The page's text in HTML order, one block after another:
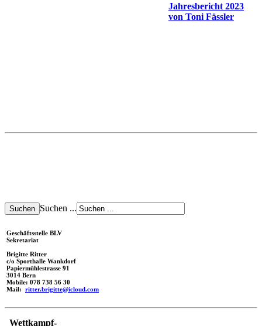
Jahresbericht 2023
von Toni Fässler
Suchen ...
Geschäftsstelle BLV
Sekretariat
Brigitte Ritter
c/o Sporthalle Wankdorf
Papiermühlestrasse 91
3014 Bern
Mobile: 078 738 56 30
Mail: ritter.brigitte@icloud.com
Wettkampf-